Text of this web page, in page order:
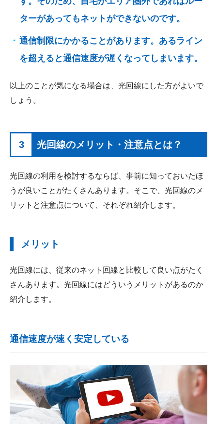
ターがあってもネットができないのです。
通信制限にかかることがあります。あるライン
を超えると通信速度が遅くなってしまいます。
以上のことが気になる場合は、光回線にした方がよいで
しょう。
3 光回線のメリット・注意点とは？
光回線の利用を検討するならば、事前に知っておいたほ
うが良いことがたくさんあります。そこで、光回線のメ
リットと注意点について、それぞれ紹介します。
メリット
光回線には、従来のネット回線と比較して良い点がたく
さんあります。光回線にはどういうメリットがあるのか
紹介します。
通信速度が速く安定している